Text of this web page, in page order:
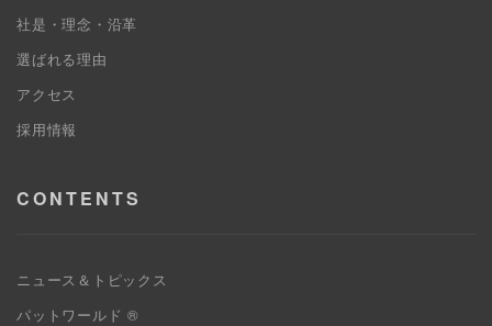
社是・理念・沿革
選ばれる理由
アクセス
採用情報
CONTENTS
ニュース＆トピックス
パットワールド ®